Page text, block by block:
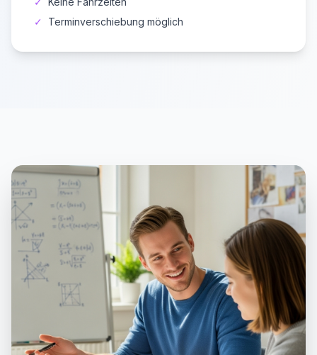
✓
Terminverschiebung möglich